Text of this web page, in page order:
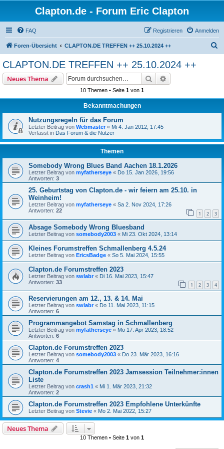
Clapton.de - Forum Eric Clapton
FAQ Anmelden
Registrieren
Foren-Übersicht CLAPTON.DE TREFFEN ++ 25.10.2024 ++
CLAPTON.DE TREFFEN ++ 25.10.2024 ++
Neues Thema Suche
10 Themen • Seite 1 von 1
Bekanntmachungen
Nutzungsregeln für das Forum
Letzter Beitrag von Webmaster« Mi 4. Jan 2012, 17:45
Verfasst in Das Forum & die Nutzer
Themen
Somebody Wrong Blues Band Aachen 18.1.2026
Letzter Beitrag von myfatherseye « Do 15. Jan 2026, 19:56
Antworten: 3
25. Geburtstag von Clapton.de - wir feiern am 25.10. in
Weinheim!
Letzter Beitrag von myfatherseye « Sa 2. Nov 2024, 17:26
Antworten: 22 1 2 3
Absage Somebody Wrong Bluesband
Letzter Beitrag von somebody2003 « Mi 23. Okt 2024, 13:14
Kleines Forumstreffen Schmallenberg 4.5.24
Letzter Beitrag von EricsBadge « So 5. Mai 2024, 15:55
Clapton.de Forumstreffen 2023
Letzter Beitrag von swlabr « Di 16. Mai 2023, 15:47
Antworten: 33 1 2 3 4
Reservierungen am 12., 13. & 14. Mai
Letzter Beitrag von swlabr« Do 11. Mai 2023, 11:15
Antworten: 6
Programmangebot Samstag in Schmallenberg
Letzter Beitrag von myfatherseye « Mo 17. Apr 2023, 18:52
Antworten: 6
Clapton.de Forumstreffen 2023
Letzter Beitrag von somebody2003 « Do 23. Mär 2023, 16:16
Antworten: 4
Clapton.de Forumstreffen 2023 Jamsession Teilnehmer:innen
Liste
Letzter Beitrag von crash1 « Mi 1. Mär 2023, 21:32
Antworten: 2
Clapton.de Forumstreffen 2023 Empfohlene Unterkünfte
Letzter Beitrag von Stevie « Mo 2. Mai 2022, 15:27
Neues Thema
10 Themen • Seite 1 von 1